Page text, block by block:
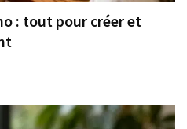
: tout pour créer et